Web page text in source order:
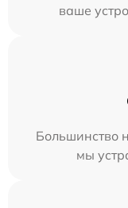
ваше
Большинство
мы